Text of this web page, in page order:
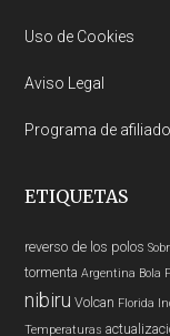
Uso de Cookies
Aviso Legal
Programa de afiliado
ETIQUETAS
reverso de los polos
tormenta Argentina Bola
nibiru Volcan Florida
Temperaturas